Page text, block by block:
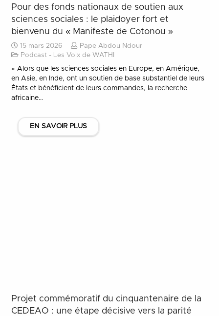
Pour des fonds nationaux de soutien aux
sciences sociales : le plaidoyer fort et
bienvenu du « Manifeste de Cotonou »
15 mars 2026
Pape Abdou Ndour
Podcast - Les Voix de WATHI
« Alors que les sciences sociales en Europe, en Amérique,
en Asie, en Inde, ont un soutien de base substantiel de leurs
États et bénéficient de leurs commandes, la recherche
africaine…
EN SAVOIR PLUS
Projet commémoratif du cinquantenaire de la
CEDEAO : une étape décisive vers la parité